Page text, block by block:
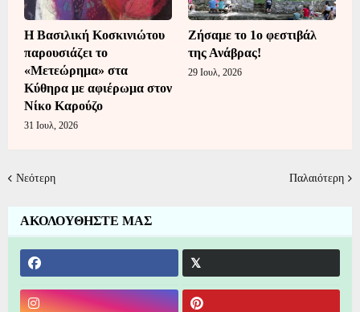
Η Βασιλική Κοσκινιώτου
παρουσιάζει το
«Μετεώρημα» στα
Κύθηρα με αφιέρωμα στον
Νίκο Καρούζο
31 Ιουλ, 2026
Ζήσαμε το 1ο φεστιβάλ
της Ανάβρας!
29 Ιουλ, 2026
Νεότερη Παλαιότερη
ΑΚΟΛΟΥΘΗΣΤΕ ΜΑΣ